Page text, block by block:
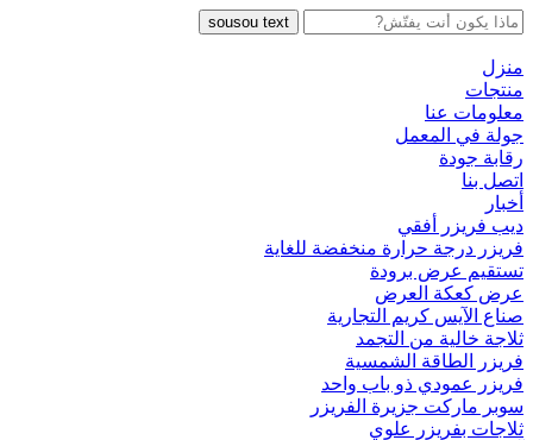
sousou text
منزل
منتجات
معلومات عنا
جولة في المعمل
رقابة جودة
اتصل بنا
أخبار
ديب فريزر أفقي
فريزر درجة حرارة منخفضة للغاية
تستقيم عرض برودة
عرض كعكة العرض
صناع الآيس كريم التجارية
ثلاجة خالية من التجمد
فريزر الطاقة الشمسية
فريزر عمودي ذو باب واحد
سوبر ماركت جزيرة الفريزر
ثلاجات بفريزر علوي